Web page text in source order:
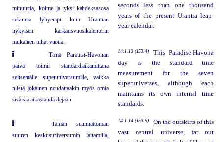
minuuttia, kolme ja yksi kahdeksasosa
sekuntia lyhyempi kuin Urantian
nykyisen karkausvuosikalenterin
mukainen tuhat vuotta.
seconds less than one thousand
years of the present Urantia leap-
year calendar.
Tämä Paratiisi-Havonan
päivä toimii standardiaikamittana
seitsemälle superuniversumille, vaikka
niistä jokainen noudattaakin myös omia
sisäisiä aikastandardejaan.
14:1.13 (153.4)
This Paradise-Havona
day is the standard time
measurement for the seven
superuniverses, although each
maintains its own internal time
standards.
Tämän suunnattoman
suuren keskusuniversumin laitamilla,
14:1.14 (153.5)
On the outskirts of this
vast central universe, far out